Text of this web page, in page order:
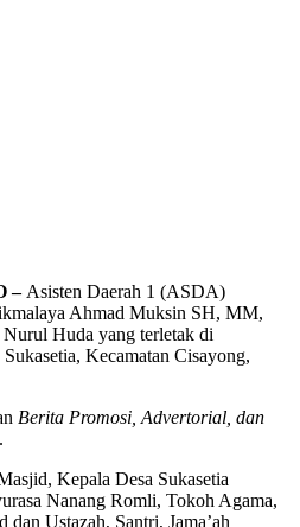
– Asisten Daerah 1 (ASDA)
Ahmad Muksin SH, MM,
Huda yang terletak di
Kecamatan Cisayong,
Berita Promosi, Advertorial, dan
.
Kepala Desa Sukasetia
Nanang Romli, Tokoh Agama,
Ustazah, Santri, Jama’ah